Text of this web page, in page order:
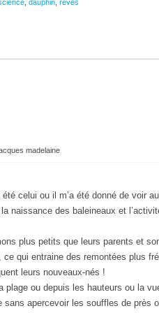
dauphin rêves
madelaine
celui ou il m’a été donné de voir
naissance des baleineaux et
plus petits que leurs parents et
qui entraine des remontées plus
leurs nouveaux-nés !
plage ou depuis les hauteurs ou la
sans apercevoir les souffles de près